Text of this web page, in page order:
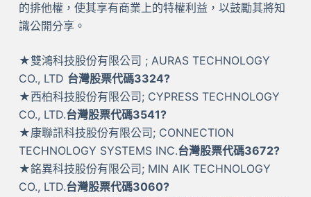
的排他權，使其享有商業上的特權利益，以鼓勵其將知
識公開分享。
★雙鴻科技股份有限公司 ; AURAS TECHNOLOGY
CO., LTD 台灣股票代碼3324?
★西柏科技股份有限公司; CYPRESS TECHNOLOGY
CO., LTD.台灣股票代碼3541?
★康聯訊科技股份有限公司; CONNECTION
TECHNOLOGY SYSTEMS INC.台灣股票代碼3672?
★銘異科技股份有限公司; MIN AIK TECHNOLOGY
CO., LTD.台灣股票代碼3060?